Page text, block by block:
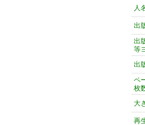
人
出
出
等
出
ペ
枚
大
再